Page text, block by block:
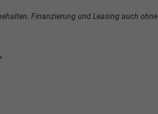
Finanzierung und Leasing auch ohne